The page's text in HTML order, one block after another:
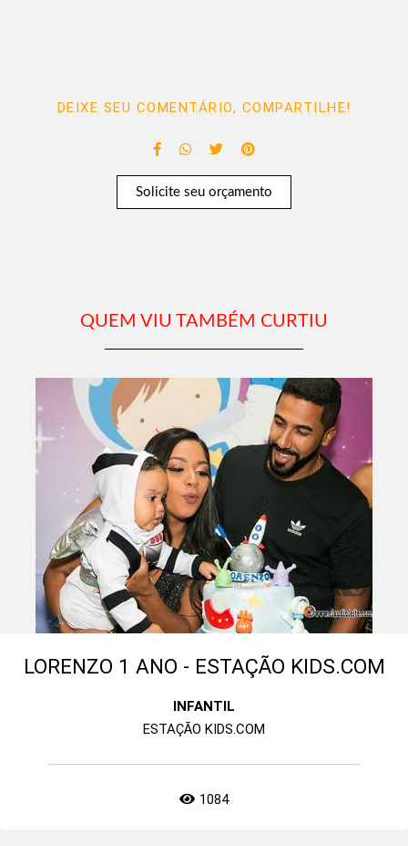
DEIXE SEU COMENTÁRIO, COMPARTILHE!
Solicite seu orçamento
QUEM VIU TAMBÉM CURTIU
LORENZO 1 ANO - ESTAÇÃO KIDS.COM
INFANTIL
ESTAÇÃO KIDS.COM
1084